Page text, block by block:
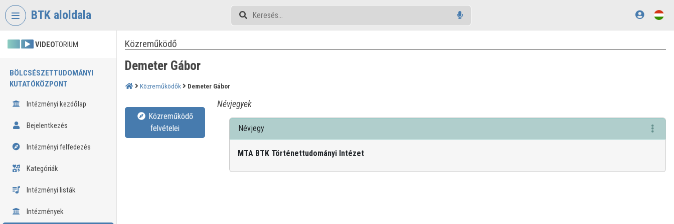
Fejléc kihagyása
BTK aloldala
VIDEOTORIUM
BÖLCSÉSZETTUDOMÁNYI
KUTATÓKÖZPONT
Intézményi kezdőlap
Bejelentkezés
Intézményi felfedezés
Kategóriák
Intézményi listák
Intézmények
Közreműködő
Demeter Gábor
Közreműködők Demeter Gábor
felvételei
Névjegyek
Névjegy
MTA BTK Történettudományi Intézet